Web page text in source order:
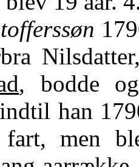
, bodde
han
men